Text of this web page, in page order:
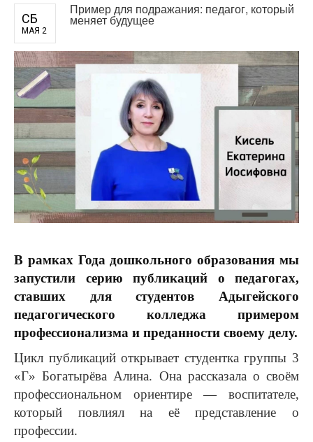
СБ
МАЯ 2
Пример для подражания: педагог, который
меняет будущее
В рамках Года дошкольного образования мы
запустили серию публикаций о педагогах,
ставших для студентов Адыгейского
педагогического колледжа примером
профессионализма и преданности своему делу.
Цикл публикаций открывает студентка группы 3
«Г» Богатырёва Алина. Она рассказала о своём
профессиональном ориентире — воспитателе,
который повлиял на её представление о
профессии.